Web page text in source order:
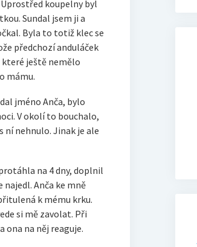
koupelny byl
Sundal jsem ji a
Byla to totiž klec se
předchozí anduláček
ještě nemělo
mámu.
jméno Anča, bylo
V okolí to bouchalo,
nehnulo. Jinak je ale
na 4 dny, doplnil
najedl. Anča ke mně
k mému krku.
si mě zavolat. Při
ona na něj reaguje.